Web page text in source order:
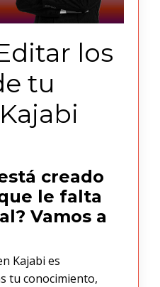
los
tu
creado
le falta
Vamos a
Kajabi es
tu conocimiento,